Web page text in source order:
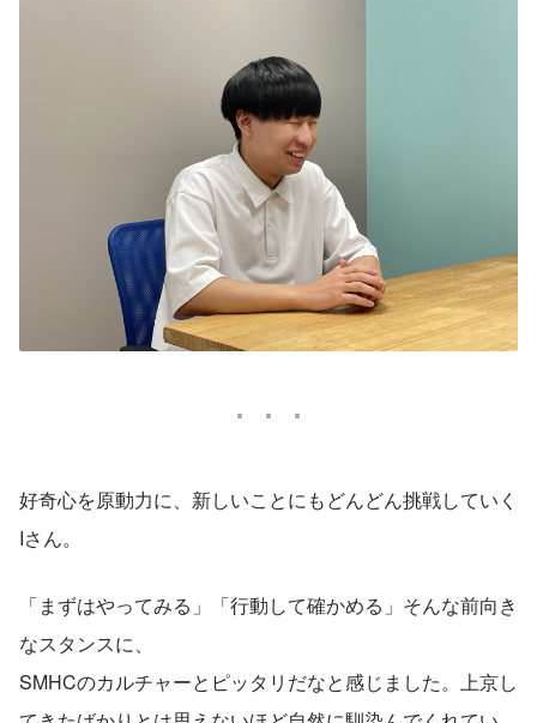
好奇心を原動力に、新しいことにもどんどん挑戦していく
Iさん。
「まずはやってみる」「行動して確かめる」そんな前向き
なスタンスに、
SMHCのカルチャーとピッタリだなと感じました。上京し